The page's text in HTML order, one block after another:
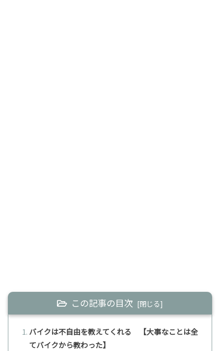
この記事の目次
バイクは不自由を教えてくれる 【大事なことは全
てバイクから教わった】